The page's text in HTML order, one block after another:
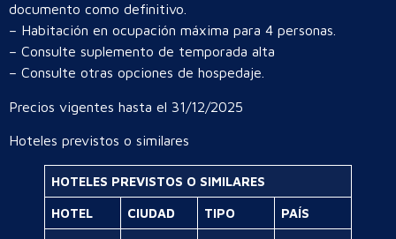
documento como definitivo.
– Habitación en ocupación máxima para 4 personas.
– Consulte suplemento de temporada alta
– Consulte otras opciones de hospedaje.
Precios vigentes hasta el 31/12/2025
Hoteles previstos o similares
HOTELES PREVISTOS O SIMILARES
HOTEL CIUDAD TIPO PAÍS